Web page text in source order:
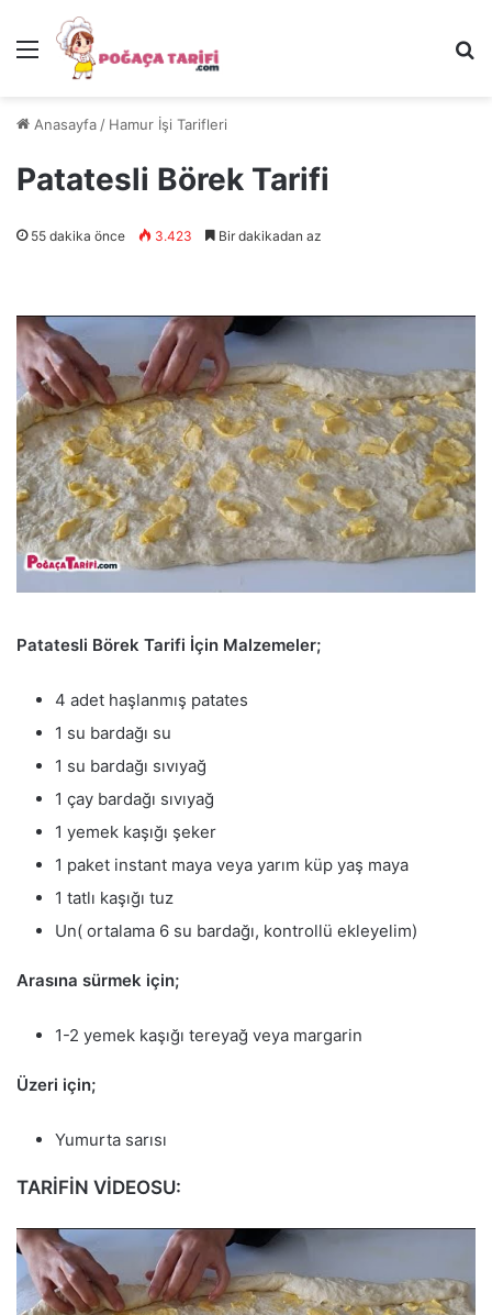
Menü
Anasayfa / Hamur İşi Tarifleri
Patatesli Börek Tarifi
55 dakika önce 3.423 Bir dakikadan az
Patatesli Börek Tarifi İçin Malzemeler;
4 adet haşlanmış patates
1 su bardağı su
1 su bardağı sıvıyağ
1 çay bardağı sıvıyağ
1 yemek kaşığı şeker
1 paket instant maya veya yarım küp yaş maya
1 tatlı kaşığı tuz
Un( ortalama 6 su bardağı, kontrollü ekleyelim)
Arasına sürmek için;
1-2 yemek kaşığı tereyağ veya margarin
Üzeri için;
Yumurta sarısı
TARİFİN VİDEOSU: